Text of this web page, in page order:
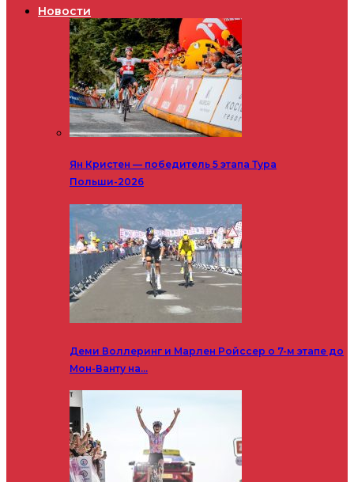
Новости
Ян Кристен — победитель 5 этапа Тура
Польши-2026
Деми Воллеринг и Марлен Ройссер о 7-м этапе до
Мон-Ванту на…